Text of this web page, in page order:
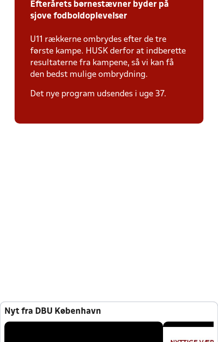
Efterårets børnestævner byder på
sjove fodboldoplevelser
U11 rækkerne ombrydes efter de tre
første kampe. HUSK derfor at indberette
resultaterne fra kampene, så vi kan få
den bedst mulige ombrydning.
Det nye program udsendes i uge 37.
Nyt fra DBU København